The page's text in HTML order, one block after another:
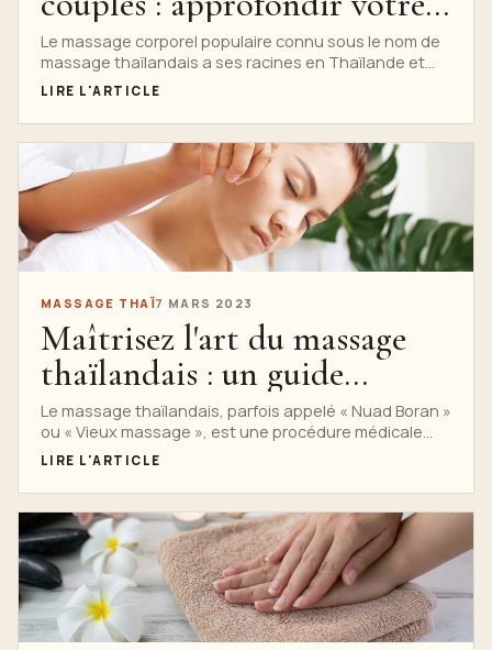
connexion
Le massage corporel populaire connu sous le nom de
massage thaïlandais a ses racines en Thaïlande et
remonte à plus de 2 500...
LIRE L'ARTICLE
MASSAGE THAÏ7 MARS 2023
Maîtrisez l'art du massage
thaïlandais : un guide
complet
Le massage thaïlandais, parfois appelé « Nuad Boran »
ou « Vieux massage », est une procédure médicale
traditionnelle qui...
LIRE L'ARTICLE